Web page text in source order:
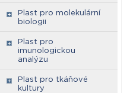
Plast pro molekulární
biologii
Plast pro
imunologickou
analýzu
Plast pro tkáňové
kultury